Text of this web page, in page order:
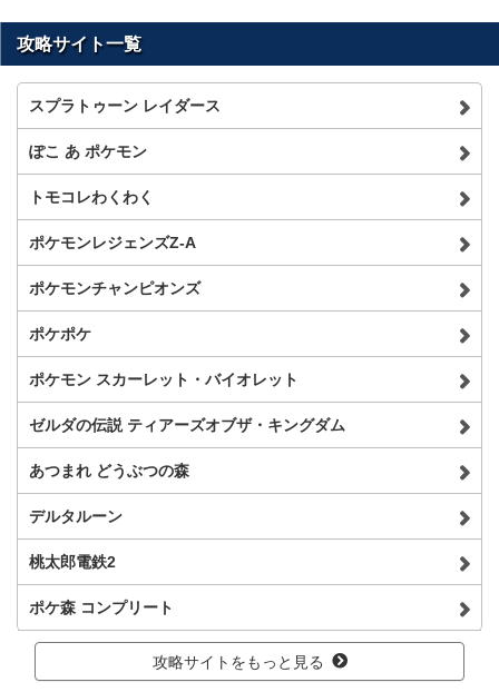
攻略サイト一覧
スプラトゥーン レイダース
ぽこ あ ポケモン
トモコレわくわく
ポケモンレジェンズZ-A
ポケモンチャンピオンズ
ポケポケ
ポケモン スカーレット・バイオレット
ゼルダの伝説 ティアーズオブザ・キングダム
あつまれ どうぶつの森
デルタルーン
桃太郎電鉄2
ポケ森 コンプリート
攻略サイトをもっと見る